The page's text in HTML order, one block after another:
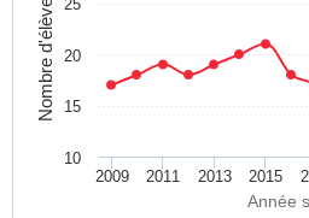
Année
Nombre d'élèves
2009 2011 2013 2015
10
15
20
25